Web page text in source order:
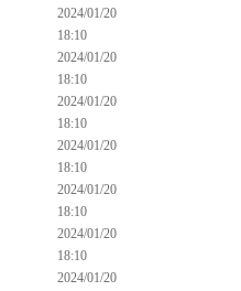
2024/01/20
18:10
2024/01/20
18:10
2024/01/20
18:10
2024/01/20
18:10
2024/01/20
18:10
2024/01/20
18:10
2024/01/20